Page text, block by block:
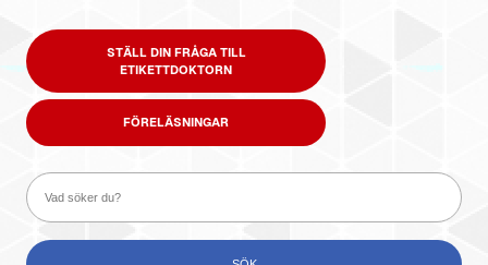
STÄLL DIN FRÅGA TILL
ETIKETTDOKTORN
FÖRELÄSNINGAR